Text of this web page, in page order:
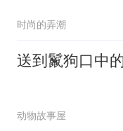
时尚的弄潮
送到鬣狗口中
动物故事屋